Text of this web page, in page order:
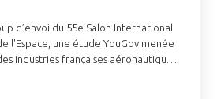
d’envoi du 55e Salon International
l'Espace, une étude YouGov menée
industries françaises aéronautiques